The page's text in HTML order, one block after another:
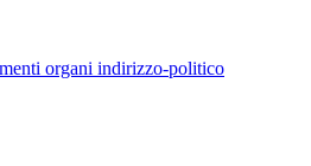
organi indirizzo-politico